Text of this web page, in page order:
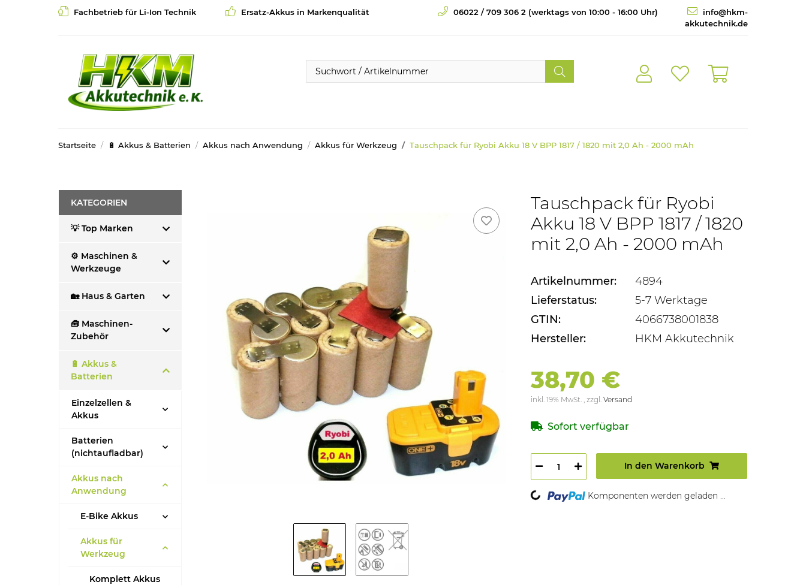
Fachbetrieb für Li-Ion Technik Ersatz-Akkus in Markenqualität 06022 / 709 306 2 (werktags von 10:00 - 16:00 Uhr)
info@hkm-
akkutechnik.de
Startseite 🔋 Akkus & Batterien Akkus nach Anwendung Akkus für Werkzeug Tauschpack für Ryobi Akku 18 V BPP 1817 / 1820 mit 2,0 Ah - 2000 mAh
Tauschpack für Ryobi
Akku 18 V BPP 1817 / 1820
mit 2,0 Ah - 2000 mAh
Artikelnummer:
4894
Lieferstatus:
5-7 Werktage
GTIN:
4066738001838
Hersteller:
HKM Akkutechnik
38,70 €
inkl. 19% MwSt. , zzgl. Versand
Sofort verfügbar
In den Warenkorb
Loading... Komponenten werden geladen ...
KATEGORIEN
💡 Top Marken
⚙️ Maschinen &
Werkzeuge
🏡 Haus & Garten
🧰 Maschinen-
Zubehör
🔋 Akkus &
Batterien
Einzelzellen &
Akkus
Batterien
(nichtaufladbar)
Akkus nach
Anwendung
E-Bike Akkus
Akkus für
Werkzeug
Komplett Akkus